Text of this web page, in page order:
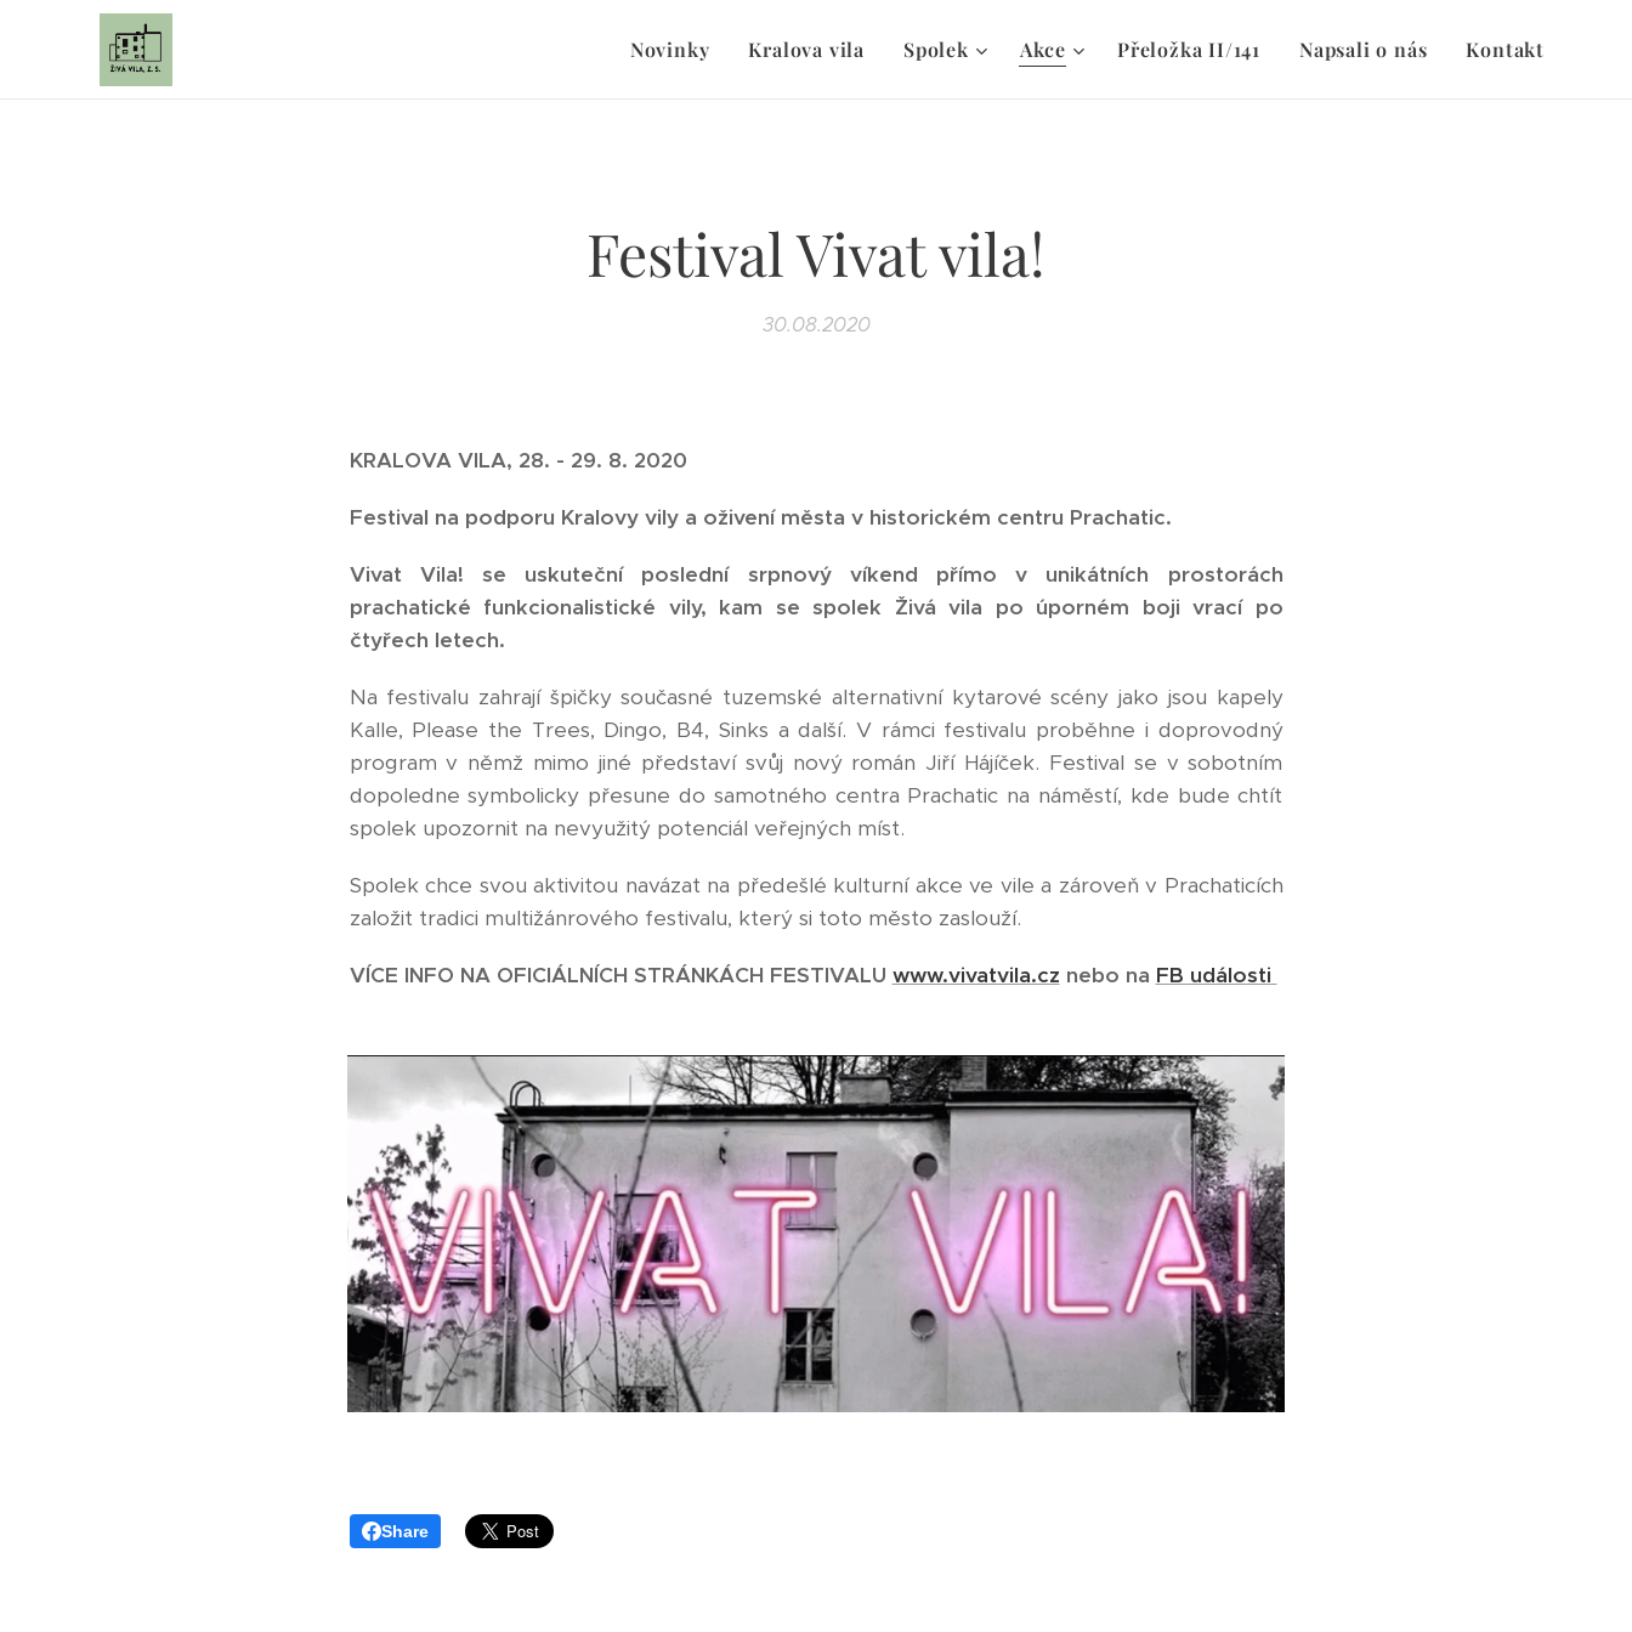
Novinky Kralova vila Spolek Akce Přeložka II/141 Napsali o nás Kontakt
Festival Vivat vila!
30.08.2020
KRALOVA VILA, 28. - 29. 8. 2020
Festival na podporu Kralovy vily a oživení města v historickém centru Prachatic.
Vivat Vila! se uskuteční poslední srpnový víkend přímo v unikátních prostorách
prachatické funkcionalistické vily, kam se spolek Živá vila po úporném boji vrací po
čtyřech letech.
Na festivalu zahrají špičky současné tuzemské alternativní kytarové scény jako jsou kapely
Kalle, Please the Trees, Dingo, B4, Sinks a další. V rámci festivalu proběhne i doprovodný
program v němž mimo jiné představí svůj nový román Jiří Hájíček. Festival se v sobotním
dopoledne symbolicky přesune do samotného centra Prachatic na náměstí, kde bude chtít
spolek upozornit na nevyužitý potenciál veřejných míst.
Spolek chce svou aktivitou navázat na předešlé kulturní akce ve vile a zároveň v Prachaticích
založit tradici multižánrového festivalu, který si toto město zaslouží.
VÍCE INFO NA OFICIÁLNÍCH STRÁNKÁCH FESTIVALU www.vivatvila.cz nebo na FB události
Share